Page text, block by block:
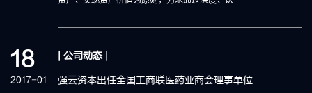
18
2017-01
| 公司动态 |
强云资本出任全国工商联医药业商会理事单位